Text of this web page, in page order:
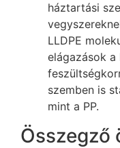
háztartási
LLDPE
elágazások
szemben is
mint a PP.
Összegző